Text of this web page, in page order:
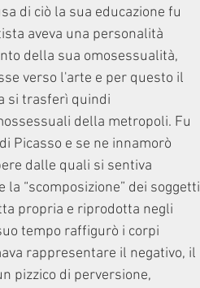
di ciò la sua educazione fu
aveva una personalità
della sua omosessualità,
verso l'arte e per questo il
si trasferì quindi
della metropoli. Fu
Picasso e se ne innamorò
dalle quali si sentiva
“scomposizione” dei soggetti
propria e riprodotta negli
tempo raffigurò i corpi
rappresentare il negativo, il
pizzico di perversione,